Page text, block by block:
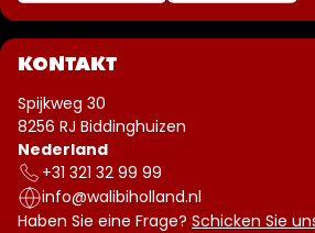
KONTAKT
Spijkweg 30
8256 RJ Biddinghuizen
Nederland
+31 321 32 99 99
info@walibiholland.nl
Haben Sie eine Frage? Schicken Sie